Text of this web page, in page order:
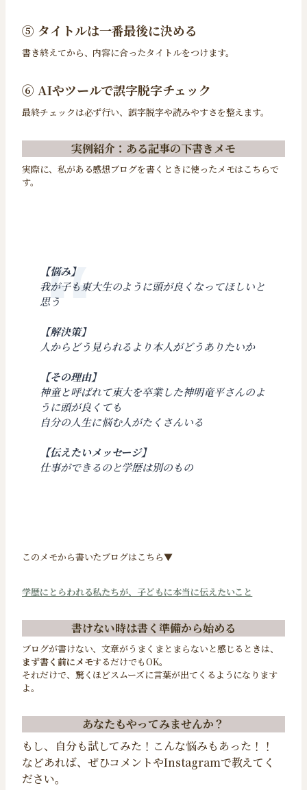
⑤ タイトルは一番最後に決める
書き終えてから、内容に合ったタイトルをつけます。
⑥ AIやツールで誤字脱字チェック
最終チェックは必ず行い、誤字脱字や読みやすさを整えます。
実例紹介：ある記事の下書きメモ
実際に、私がある感想ブログを書くときに使ったメモはこちらで
す。
【悩み】
我が子も東大生のように頭が良くなってほしいと
思う
【解決策】
人からどう見られるより本人がどうありたいか
【その理由】
神童と呼ばれて東大を卒業した神明竜平さんのよ
うに頭が良くても
自分の人生に悩む人がたくさんいる
【伝えたいメッセージ】
仕事ができるのと学歴は別のもの
このメモから書いたブログはこちら▼
学歴にとらわれる私たちが、子どもに本当に伝えたいこと
書けない時は書く準備から始める
ブログが書けない、文章がうまくまとまらないと感じるときは、
まず書く前にメモするだけでもOK。
それだけで、驚くほどスムーズに言葉が出てくるようになります
よ。
あなたもやってみませんか？
もし、自分も試してみた！こんな悩みもあった！！
などあれば、ぜひコメントやInstagramで教えてく
ださい。